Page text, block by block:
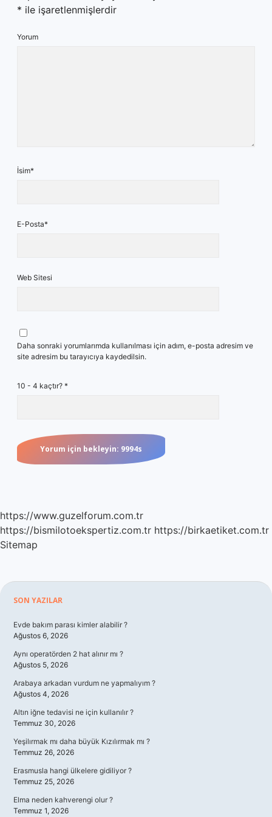
* ile işaretlenmişlerdir
Yorum
İsim*
E-Posta*
Web Sitesi
Daha sonraki yorumlarımda kullanılması için adım, e-posta adresim ve
site adresim bu tarayıcıya kaydedilsin.
10 - 4 kaçtır? *
https://www.guzelforum.com.tr
https://bismilotoekspertiz.com.tr https://birkaetiket.com.tr
Sitemap
Sidebar
SON YAZILAR
Evde bakım parası kimler alabilir ?
Ağustos 6, 2026
Aynı operatörden 2 hat alınır mı ?
Ağustos 5, 2026
Arabaya arkadan vurdum ne yapmalıyım ?
Ağustos 4, 2026
Altın iğne tedavisi ne için kullanılır ?
Temmuz 30, 2026
Yeşilırmak mı daha büyük Kızılırmak mı ?
Temmuz 26, 2026
Erasmusla hangi ülkelere gidiliyor ?
Temmuz 25, 2026
Elma neden kahverengi olur ?
Temmuz 1, 2026